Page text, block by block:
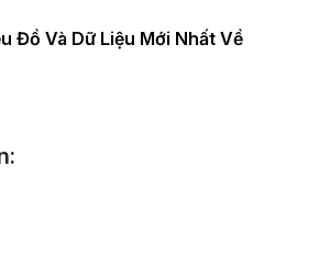
Đồ Và Dữ Liệu Mới Nhất Về